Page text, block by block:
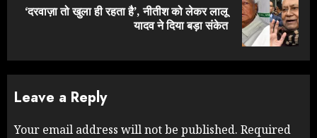
Next
‘दरवाज़ा तो खुला ही रहता है’, नीतीश को लेकर लालू
यादव ने दिया बड़ा संकेत
Leave a Reply
Your email address will not be published. Required